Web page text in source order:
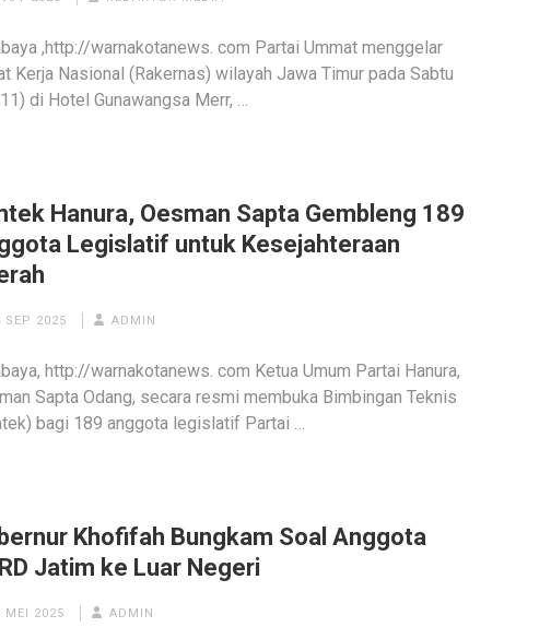
,http://warnakotanews. com Partai Ummat menggelar
Kerja Nasional (Rakernas) wilayah Jawa Timur pada Sabtu
di Hotel Gunawangsa Merr, …
Hanura, Oesman Sapta Gembleng 189
Legislatif untuk Kesejahteraan
SEP 2025 ADMIN
http://warnakotanews. com Ketua Umum Partai Hanura,
Sapta Odang, secara resmi membuka Bimbingan Teknis
bagi 189 anggota legislatif Partai …
Khofifah Bungkam Soal Anggota
Jatim ke Luar Negeri
MEI 2025 ADMIN